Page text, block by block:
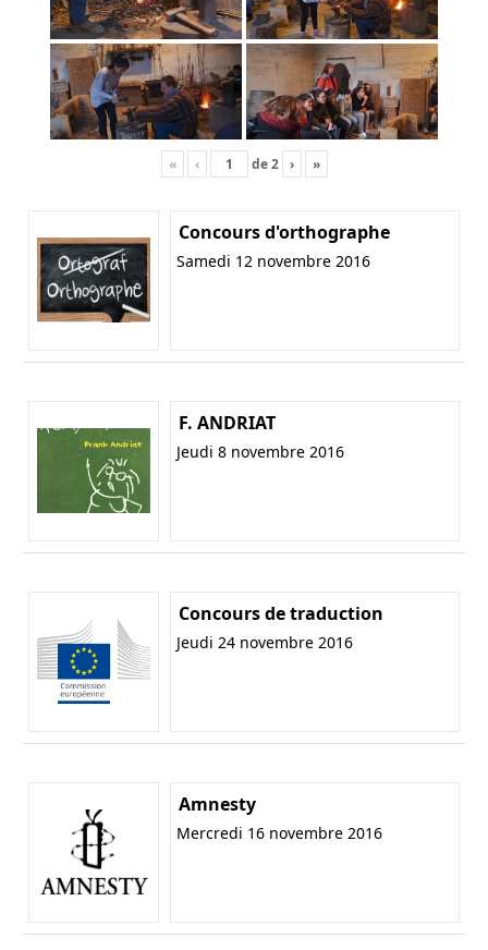
« ‹ de2 › »
Concours d'orthographe
Samedi 12 novembre 2016
F. ANDRIAT
Jeudi 8 novembre 2016
Concours de traduction
Jeudi 24 novembre 2016
Amnesty
Mercredi 16 novembre 2016